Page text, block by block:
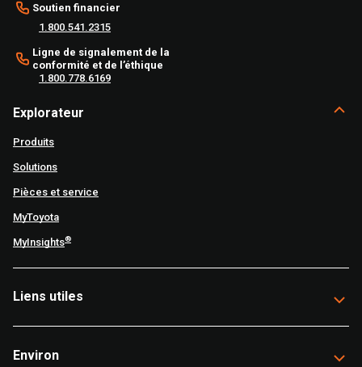
Soutien financier
1.800.541.2315
Ligne de signalement de la
conformité et de l’éthique
1.800.778.6169
Explorateur
Produits
Solutions
Pièces et service
MyToyota
MyInsights®
Liens utiles
Environ